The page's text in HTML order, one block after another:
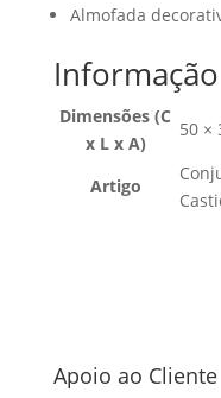
Almofada
Dimensões (C
x L x A)
50 ×
Artigo
Apoio ao Cliente